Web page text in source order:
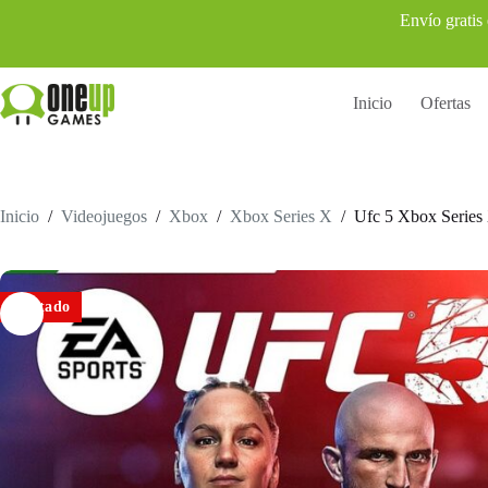
Envío gratis
Inicio Ofertas
Inicio / Videojuegos / Xbox / Xbox Series X / Ufc 5 Xbox Series
Agotado